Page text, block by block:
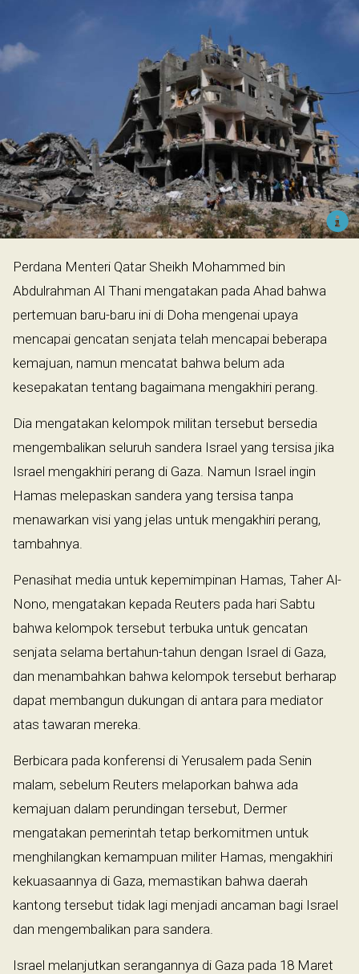
Perdana Menteri Qatar Sheikh Mohammed bin
Abdulrahman Al Thani mengatakan pada Ahad bahwa
pertemuan baru-baru ini di Doha mengenai upaya
mencapai gencatan senjata telah mencapai beberapa
kemajuan, namun mencatat bahwa belum ada
kesepakatan tentang bagaimana mengakhiri perang.
Dia mengatakan kelompok militan tersebut bersedia
mengembalikan seluruh sandera Israel yang tersisa jika
Israel mengakhiri perang di Gaza. Namun Israel ingin
Hamas melepaskan sandera yang tersisa tanpa
menawarkan visi yang jelas untuk mengakhiri perang,
tambahnya.
Penasihat media untuk kepemimpinan Hamas, Taher Al-
Nono, mengatakan kepada Reuters pada hari Sabtu
bahwa kelompok tersebut terbuka untuk gencatan
senjata selama bertahun-tahun dengan Israel di Gaza,
dan menambahkan bahwa kelompok tersebut berharap
dapat membangun dukungan di antara para mediator
atas tawaran mereka.
Berbicara pada konferensi di Yerusalem pada Senin
malam, sebelum Reuters melaporkan bahwa ada
kemajuan dalam perundingan tersebut, Dermer
mengatakan pemerintah tetap berkomitmen untuk
menghilangkan kemampuan militer Hamas, mengakhiri
kekuasaannya di Gaza, memastikan bahwa daerah
kantong tersebut tidak lagi menjadi ancaman bagi Israel
dan mengembalikan para sandera.
Israel melanjutkan serangannya di Gaza pada 18 Maret